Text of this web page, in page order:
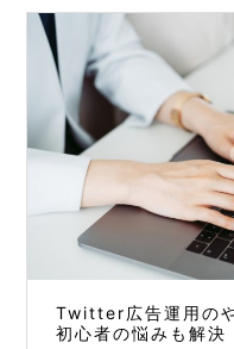
Twitter広告運用の
初心者の悩みも解決